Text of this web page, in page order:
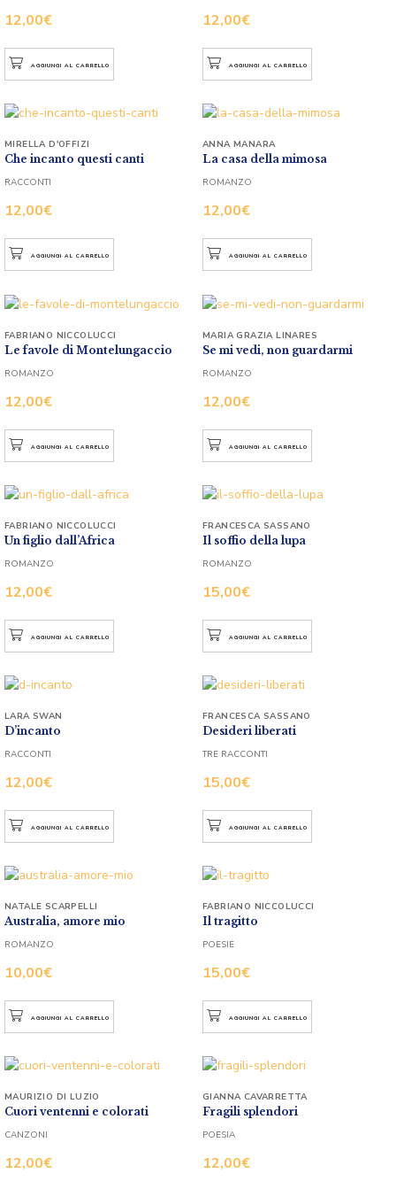
12,00€
AGGIUNGI AL CARRELLO
12,00€
AGGIUNGI AL CARRELLO
Che incanto questi canti
12,00€
MIRELLA D'OFFIZI
RACCONTI
AGGIUNGI AL CARRELLO
La casa della mimosa
12,00€
ANNA MANARA
ROMANZO
AGGIUNGI AL CARRELLO
Le favole di Montelungaccio
12,00€
FABRIANO NICCOLUCCI
ROMANZO
AGGIUNGI AL CARRELLO
Se mi vedi, non guardarmi
12,00€
MARIA GRAZIA LINARES
ROMANZO
AGGIUNGI AL CARRELLO
Un figlio dall’Africa
12,00€
FABRIANO NICCOLUCCI
ROMANZO
AGGIUNGI AL CARRELLO
Il soffio della lupa
15,00€
FRANCESCA SASSANO
ROMANZO
AGGIUNGI AL CARRELLO
D’incanto
12,00€
LARA SWAN
RACCONTI
AGGIUNGI AL CARRELLO
Desideri liberati
15,00€
FRANCESCA SASSANO
TRE RACCONTI
AGGIUNGI AL CARRELLO
Australia, amore mio
10,00€
NATALE SCARPELLI
ROMANZO
AGGIUNGI AL CARRELLO
Il tragitto
15,00€
FABRIANO NICCOLUCCI
POESIE
AGGIUNGI AL CARRELLO
Cuori ventenni e colorati
12,00€
MAURIZIO DI LUZIO
CANZONI
Fragili splendori
12,00€
GIANNA CAVARRETTA
POESIA